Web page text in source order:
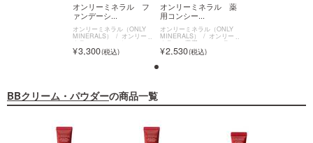
オンリーミネラル フ
ァンデーシ...
オンリーミネラル（ONLY
MINERALS） オンリーミ
ネラル ファンデーション
スターターキット
3,300
オンリーミネラル 薬
用コンシー...
オンリーミネラル（ONLY
MINERALS） オンリーミ
ネラル 薬用コンシーラ
ー アクネプロテクター
2,530
BBクリーム・パウダーの商品一覧